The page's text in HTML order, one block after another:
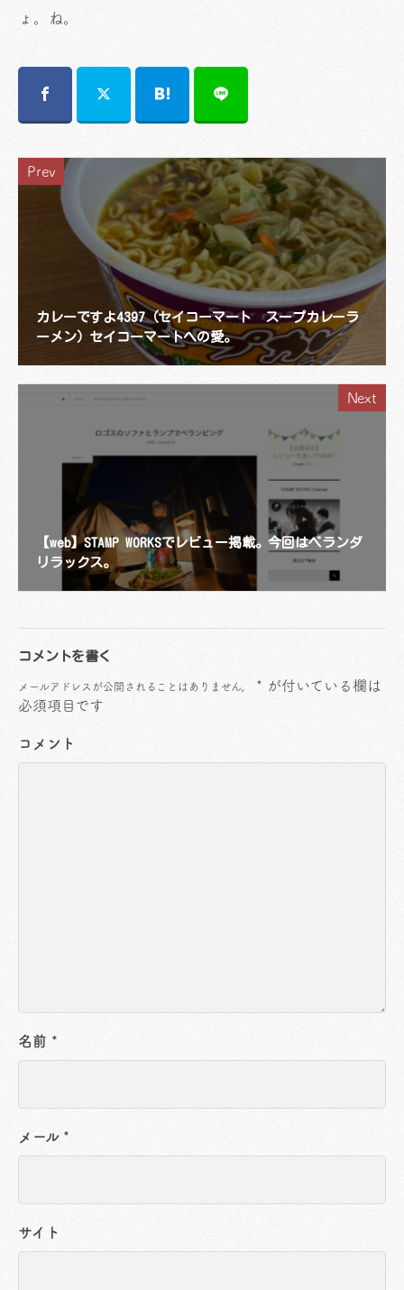
ょ。ね。
Prev
カレーですよ4397（セイコーマート スープカレーラ
ーメン）セイコーマートへの愛。
Next
【web】STAMP WORKSでレビュー掲載。今回はベランダ
リラックス。
コメントを書く
メールアドレスが公開されることはありません。 * が付いている欄は
必須項目です
コメント
名前 *
メール *
サイト